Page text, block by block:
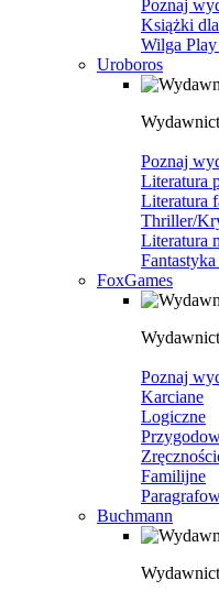
Poznaj
Książki
Wilga Play
Uroboros
Poznaj
Literatura
Literatura
Thriller/
Literatura
FoxGames
Poznaj
Karciane
Logiczne
Familijne
Buchmann